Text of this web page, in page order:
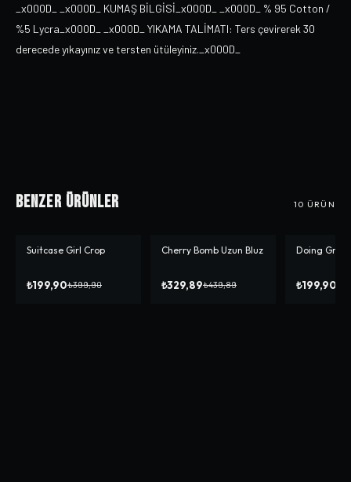
_x000D_ _x000D_ KUMAŞ BİLGİSİ_x000D_ _x000D_ % 95 Cotton /
%5 Lycra_x000D_ _x000D_ YIKAMA TALİMATI: Ters çevirerek 30
derecede yıkayınız ve tersten ütüleyiniz._x000D_
Benzer Ürünler 10 ÜRÜN
-%50
Suitcase Girl Crop
₺199,90₺399,90
-%25
Cherry Bomb Uzun Bluz
₺329,89₺439,89
-%50
Doing
₺199,90